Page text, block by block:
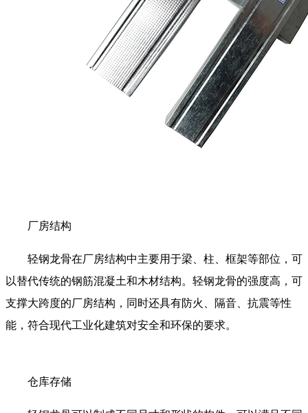
厂房结构
轻钢龙骨在厂房结构中主要用于梁、柱、框架等部位，可
以替代传统的钢筋混凝土和木材结构。轻钢龙骨的强度高，可
支撑大跨度的厂房结构，同时还具有防火、隔音、抗震等性
能，符合现代工业化建筑对安全和环保的要求。
仓库存储